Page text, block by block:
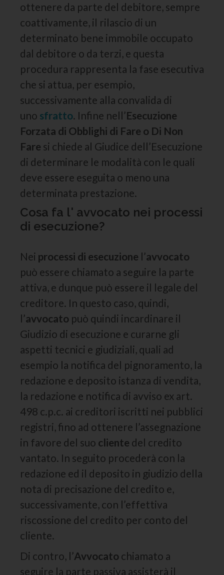
ottenere da parte del debitore, sempre
coattivamente, il rilascio di un
determinato bene immobile occupato
dal debitore o da terzi, e questa
procedura rappresenta la fase esecutiva
che si attua, per esempio,
successivamente alla convalida di
uno sfratto. Infine nell’Esecuzione
Forzata di Obblighi di Fare o Di Non
Fare si chiede al Giudice dell’Esecuzione
di determinare le modalità con le quali
deve essere eseguita o meno una
determinata prestazione.
Cosa fa l' avvocato nei processi
di esecuzione?
Nei processi di esecuzione l’avvocato
può essere chiamato a seguire la parte
attiva, e dunque può essere il legale del
creditore. In questo caso, quindi,
l’avvocato può quindi incardinare il
Giudizio di esecuzione e curarne gli
aspetti tecnici e giudiziali, quali ad
esempio la notifica del pignoramento, la
redazione e deposito istanza di vendita,
la redazione e notifica di avviso ex art.
498 c.p.c. ai creditori iscritti nei pubblici
registri, fino ad ottenere l’assegnazione
in favore del suo cliente del credito
vantato. In seguito procederà con la
redazione ed il deposito in giudizio della
nota di precisazione del credito e,
successivamente, con l’effettiva
riscossione del credito per conto del
cliente.
Di contro, l’Avvocato chiamato a
seguire la parte passiva assisterà il